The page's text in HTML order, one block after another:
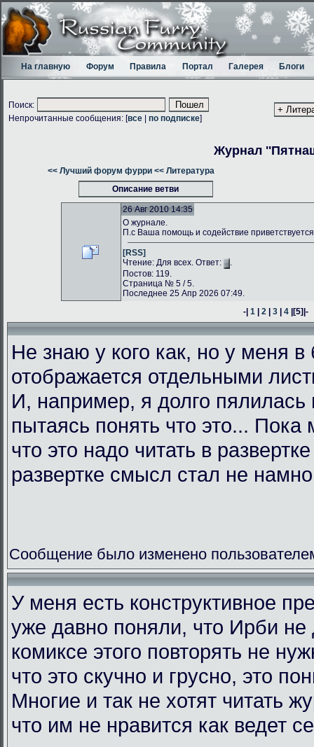
На главную Форум Правила Портал Галерея Блоги
Поиск:
Непрочитанные сообщения: [все по подписке]
Журнал
<< Лучший форум фурри << Литература
Описание ветви
26 Авг 2010 14:35
О журнале.
П.с Ваша помощь и содействие
[RSS]
Чтение: Для всех. Ответ:
.
Постов: 119.
Страница № 5 / 5.
Последнее 25 Апр 2026 07:49.
-|1 |2 |3 |4 |[5]|-
Не знаю у кого как, но у меня в
отображается отдельными
И, например, я долго пялилась
пытаясь понять что это... Пока
что это надо читать в
развертке смысл стал не
Сообщение было изменено
У меня есть конструктивное
уже давно поняли, что Ирби не
комиксе этого повторять не
что это скучно и грусно, это
Многие и так не хотят читать
что им не нравится как ведет